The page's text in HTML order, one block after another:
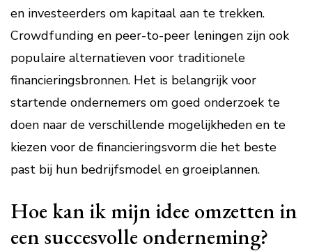
en investeerders om kapitaal aan te trekken.
Crowdfunding en peer-to-peer leningen zijn ook
populaire alternatieven voor traditionele
financieringsbronnen. Het is belangrijk voor
startende ondernemers om goed onderzoek te
doen naar de verschillende mogelijkheden en te
kiezen voor de financieringsvorm die het beste
past bij hun bedrijfsmodel en groeiplannen.
Hoe kan ik mijn idee omzetten in
een succesvolle onderneming?